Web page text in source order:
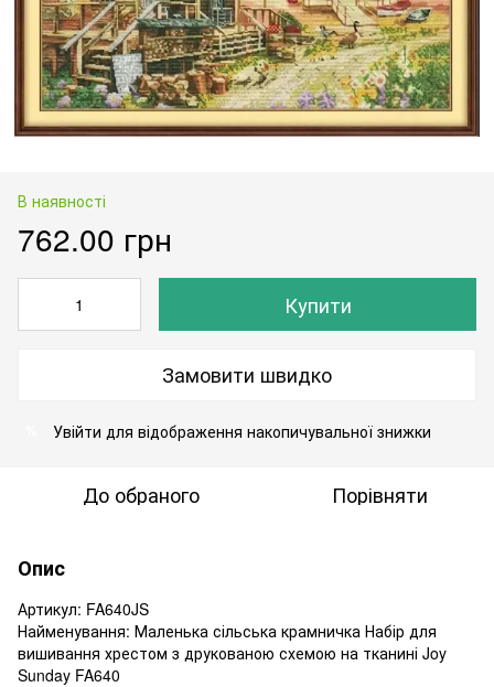
В наявності
762.00 грн
Купити
Замовити швидко
Увійти для відображення накопичувальної знижки
До обраного Порівняти
Опис
Артикул: FA640JS
Найменування: Маленька сільська крамничка Набір для
вишивання хрестом з друкованою схемою на тканині Joy
Sunday FA640